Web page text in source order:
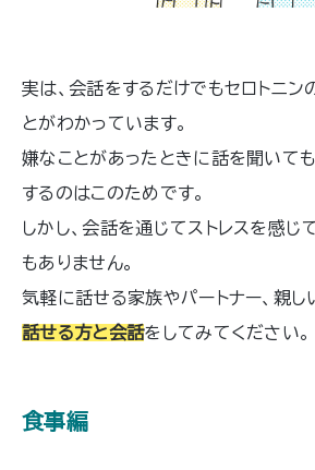
実は、会話をするだけでもセロトニン
とがわかっています。
嫌なことがあったときに話を聞いて
するのはこのためです。
しかし、会話を通じてストレスを感じ
もありません。
気軽に話せる家族やパートナー、親
話せる方と会話をしてみてください。
食事編